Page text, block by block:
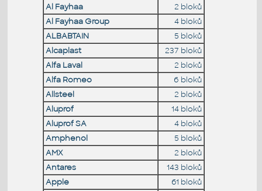
Al Fayhaa
2 bloků
Al Fayhaa Group
4 bloků
ALBABTAIN
5 bloků
Alcaplast
237 bloků
Alfa Laval
2 bloků
Alfa Romeo
6 bloků
Allsteel
2 bloků
Aluprof
14 bloků
Aluprof SA
4 bloků
Amphenol
5 bloků
AMX
2 bloků
Antares
143 bloků
Apple
61 bloků